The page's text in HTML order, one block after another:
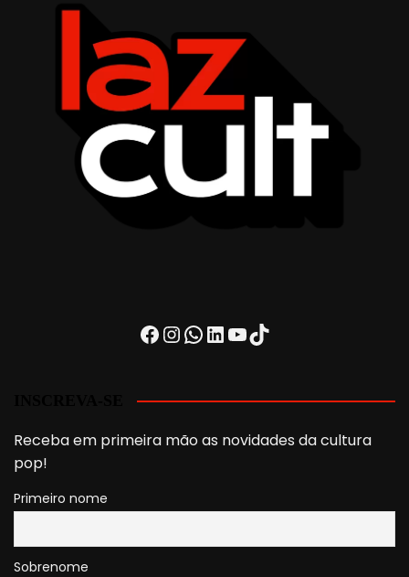
Facebook
Instagram
WhatsApp
LinkedIn
Youtube
TikTok
Receba em primeira mão as novidades da cultura
pop!
Primeiro nome
Sobrenome